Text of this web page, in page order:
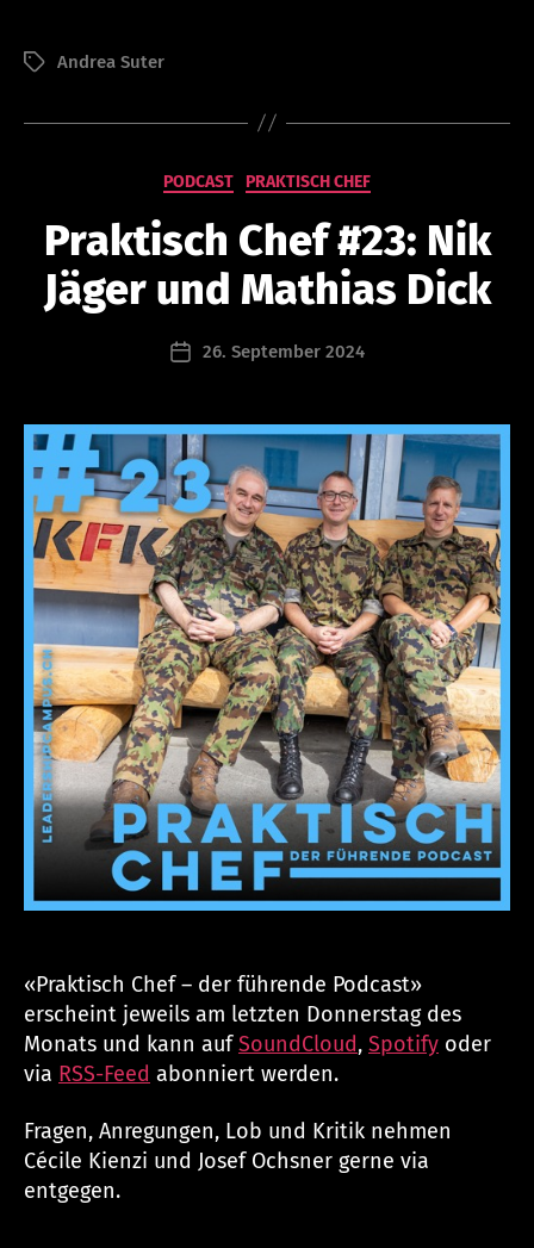
Schlagwörter
Andrea Suter
Kategorien
PODCAST PRAKTISCH CHEF
Praktisch Chef #23: Nik
Jäger und Mathias Dick
Beitragsautor
is
tr
at
or
@
a
s
hi
p
ca
m
p
u
s.
c
h
Beitragsdatum
26. September 2024
«Praktisch Chef – der führende Podcast»
erscheint jeweils am letzten Donnerstag des
Monats und kann aufSoundCloud, Spotify oder
via RSS-Feed abonniert werden.
Fragen, Anregungen, Lob und Kritik nehmen
Cécile Kienzi und Josef Ochsner gerne via
entgegen.